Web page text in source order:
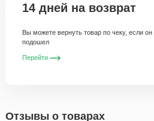
14 дней на возврат
Вы можете вернуть товар по чеку, если он
подошел
Перейти
Отзывы о товарах